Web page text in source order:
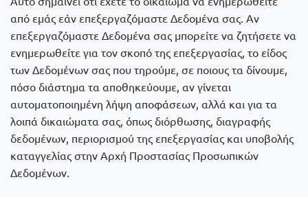
από εμάς εάν επεξεργαζόμαστε Δεδομένα σας. Αν
επεξεργαζόμαστε Δεδομένα σας μπορείτε να ζητήσετε να
ενημερωθείτε για τον σκοπό της επεξεργασίας, το είδος
των Δεδομένων σας που τηρούμε, σε ποιους τα δίνουμε,
πόσο διάστημα τα αποθηκεύουμε, αν γίνεται
αυτοματοποιημένη λήψη αποφάσεων, αλλά και για τα
λοιπά δικαιώματα σας, όπως διόρθωσης, διαγραφής
δεδομένων, περιορισμού της επεξεργασίας και υποβολής
καταγγελίας στην Αρχή Προστασίας Προσωπικών
Δεδομένων.